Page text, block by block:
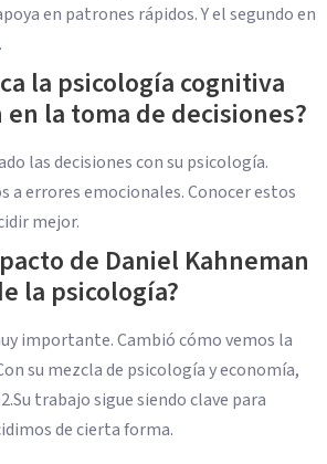
en patrones rápidos. Y el segundo en
la psicología cognitiva
la toma de decisiones?
las decisiones con su psicología.
a errores emocionales. Conocer estos
mejor.
de Daniel Kahneman
la psicología?
importante. Cambió cómo vemos la
su mezcla de psicología y economía,
trabajo sigue siendo clave para
de cierta forma.